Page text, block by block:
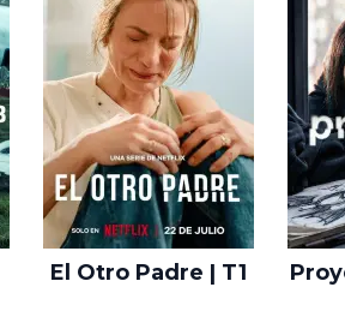
El Otro Padre | T1